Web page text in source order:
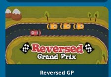
Reversed GP